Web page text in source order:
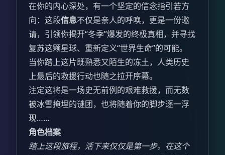
在你的内心深处，有一个坚定的信念指引若方
向：这段信息不仅是亲人的呼唤，更是一份邀
请，引领你揭开“冬季”爆发的终极真相，并寻找
复苏这颗星球、重新定义“世界生命”的可能。
当你踏上这片既熟悉又陌生的冻土，人类历史
上最后的救援行动也随之拉开序幕。
注定这将是一场史无前例的艰难救援，而无数
被冰雪掩埋的谜团，也将随着你的脚步逐一浮
现……
角色档案
踏上这段旅程，活下来仅仅是第一步。在这个